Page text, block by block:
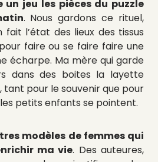
un jeu les pièces du puzzle
. Nous gardons ce rituel,
fait l’état des lieux des tissus
faire ou se faire faire une
écharpe. Ma mère qui garde
dans des boites la layette
tant pour le souvenir que pour
petits enfants se pointent.
modèles de femmes qui
ma vie. Des auteures,